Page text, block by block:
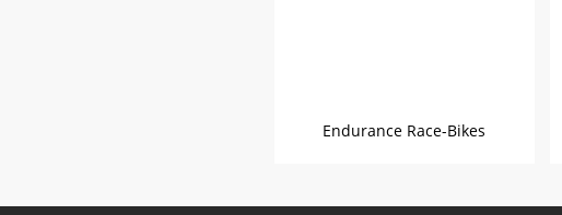
Endurance Race-Bikes